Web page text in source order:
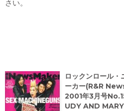
さい。
ロックンロール・
ーカー(R&R
2001年3月号
UDY AND MARY